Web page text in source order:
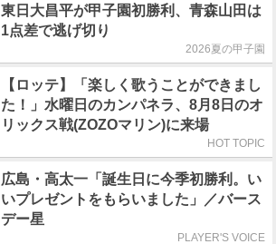
東日大昌平が甲子園初勝利、青森山田は
1点差で逃げ切り
2026夏の甲子園
【ロッテ】「楽しく歌うことができまし
た！」水曜日のカンパネラ、8月8日のオ
リックス戦(ZOZOマリン)に来場
HOT TOPIC
広島・高太一「誕生日に今季初勝利。い
いプレゼントをもらいました」／バース
デー星
PLAYER'S VOICE